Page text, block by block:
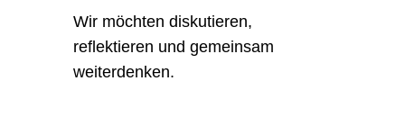
Wir möchten diskutieren,
reflektieren und gemeinsam
weiterdenken.